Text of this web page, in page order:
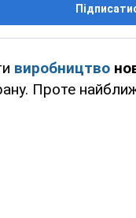
виробництво
Проте